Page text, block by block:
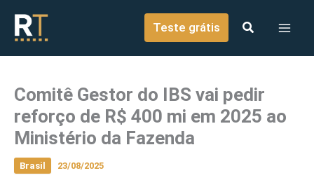
conteúdo
Teste grátis
Comitê Gestor do IBS vai pedir
reforço de R$ 400 mi em 2025 ao
Ministério da Fazenda
Brasil 23/08/2025